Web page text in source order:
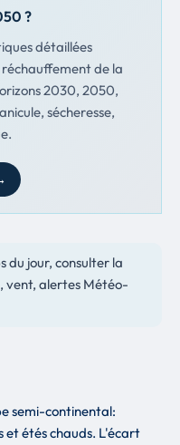
?
détaillées
de la
2030, 2050,
sécheresse,
du jour, consulter la
vent, alertes Météo-
semi-continental:
et étés chauds. L'écart